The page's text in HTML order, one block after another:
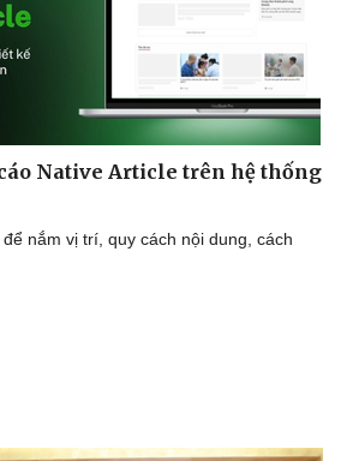
Native Article trên hệ thống
nắm vị trí, quy cách nội dung, cách